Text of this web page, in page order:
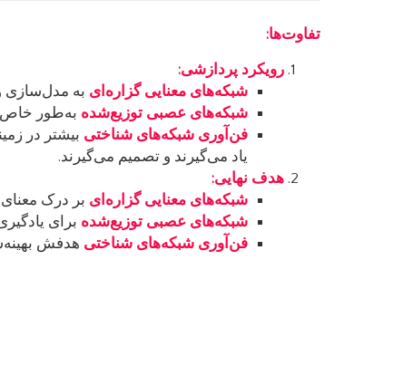
تفاوت‌ها:
رویکرد پردازشی:
شبکه‌های معنایی گزاره‌ای به مدل‌سازی
شبکه‌های عصبی توزیع‌شده به‌طور خاص
فن‌آوری شبکه‌های شناختی بیشتر در
یاد می‌گیرند و تصمیم می‌گیرند.
هدف نهایی:
شبکه‌های معنایی گزاره‌ای بر درک
شبکه‌های عصبی توزیع‌شده برای
فن‌آوری شبکه‌های شناختی هدفش